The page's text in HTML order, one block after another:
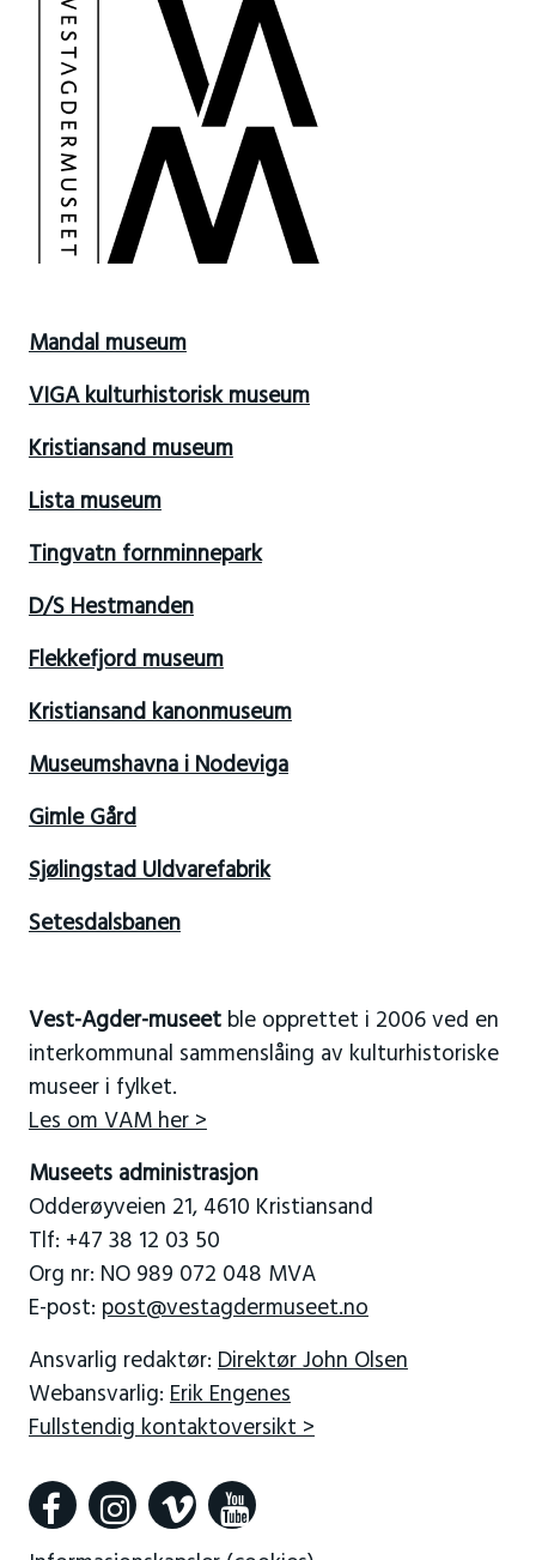
Mandal museum
VIGA kulturhistorisk museum
Kristiansand museum
Lista museum
Tingvatn fornminnepark
D/S Hestmanden
Flekkefjord museum
Kristiansand kanonmuseum
Museumshavna i Nodeviga
Gimle Gård
Sjølingstad Uldvarefabrik
Setesdalsbanen
Vest-Agder-museetble opprettet i 2006 ved en
interkommunal sammenslåing av kulturhistoriske
museer i fylket.
Les om VAM her >
Museets administrasjon
Odderøyveien 21, 4610 Kristiansand
Tlf: +47 38 12 03 50
Org nr: NO 989 072 048 MVA
E-post: post@vestagdermuseet.no
Ansvarlig redaktør: Direktør John Olsen
Webansvarlig: Erik Engenes
Fullstendig kontaktoversikt >